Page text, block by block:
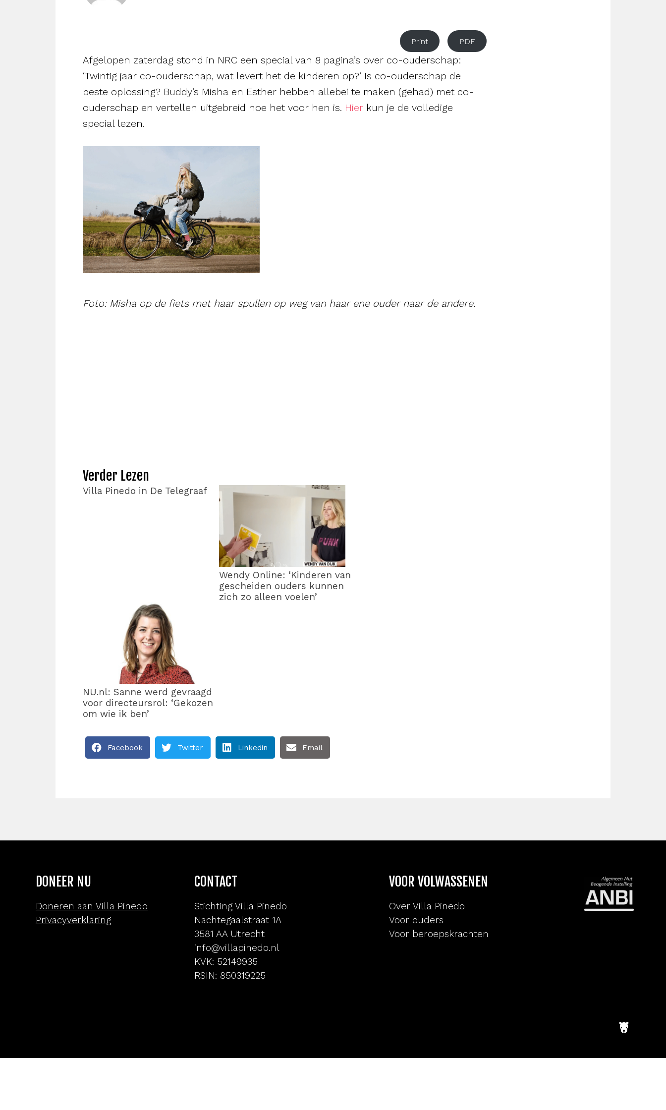
Print PDF
Afgelopen zaterdag stond in NRC een special van 8 pagina’s over co-ouderschap:
‘Twintig jaar co-ouderschap, wat levert het de kinderen op?’ Is co-ouderschap de
beste oplossing? Buddy’s Misha en Esther hebben allebei te maken (gehad) met co-
ouderschap en vertellen uitgebreid hoe het voor hen is. Hier kun je de volledige
special lezen.
Foto: Misha op de fiets met haar spullen op weg van haar ene ouder naar de andere.
Verder Lezen
Villa Pinedo in De Telegraaf
Wendy Online: ‘Kinderen van
gescheiden ouders kunnen
zich zo alleen voelen’
NU.nl: Sanne werd gevraagd
voor directeursrol: ‘Gekozen
om wie ik ben’
Facebook Twitter Linkedin Email
DONEER NU
Doneren aan Villa Pinedo
Privacyverklaring
CONTACT
Stichting Villa Pinedo
Nachtegaalstraat 1A
3581 AA Utrecht
info@villapinedo.nl
KVK: 52149935
RSIN: 850319225
VOOR VOLWASSENEN
Over Villa Pinedo
Voor ouders
Voor beroepskrachten